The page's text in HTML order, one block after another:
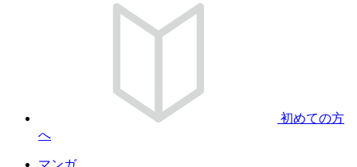
初めての方
へ
マンガ